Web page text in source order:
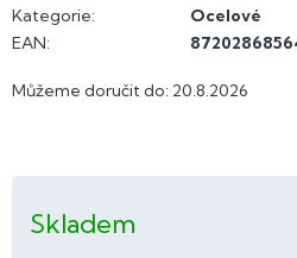
Můžeme doručit do: 20.8.2026
Skladem
Kategorie:
Ocelové
EAN: